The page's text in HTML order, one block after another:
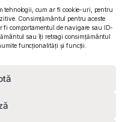
tehnologii, cum ar fi cookie-uri, pentru
Consimțământul pentru aceste
fi comportamentul de navigare sau ID-
sau îți retragi consimțământul
funcționalități și funcții.